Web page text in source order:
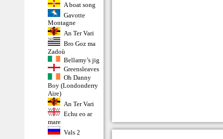
A boat song
Gavotte
Montagne
An Ter Vari
Bro Goz ma
Zadoù
Bellamy’s jig
Greensleaves
Oh Danny
Boy (Londonderry
Aire)
An Ter Vari
Echu eo ar
mare
Vals 2